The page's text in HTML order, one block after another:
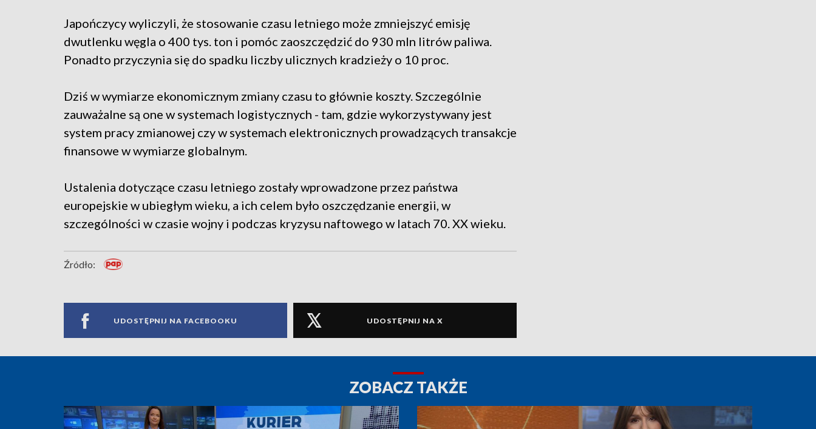
Japończycy wyliczyli, że stosowanie czasu letniego może zmniejszyć emisję
dwutlenku węgla o 400 tys. ton i pomóc zaoszczędzić do 930 mln litrów paliwa.
Ponadto przyczynia się do spadku liczby ulicznych kradzieży o 10 proc.
Dziś w wymiarze ekonomicznym zmiany czasu to głównie koszty. Szczególnie
zauważalne są one w systemach logistycznych - tam, gdzie wykorzystywany jest
system pracy zmianowej czy w systemach elektronicznych prowadzących transakcje
finansowe w wymiarze globalnym.
Ustalenia dotyczące czasu letniego zostały wprowadzone przez państwa
europejskie w ubiegłym wieku, a ich celem było oszczędzanie energii, w
szczególności w czasie wojny i podczas kryzysu naftowego w latach 70. XX wieku.
Źródło:
UDOSTĘPNIJ NA FACEBOOKU UDOSTĘPNIJ NA X
ZOBACZ TAKŻE